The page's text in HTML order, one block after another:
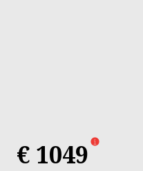
€ 1049